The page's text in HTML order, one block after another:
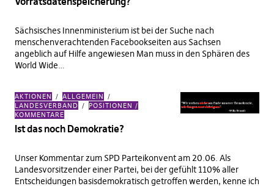
Sächsisches Innenministerium ist bei der Suche nach
menschenverachtenden Facebookseiten aus Sachsen
angeblich auf Hilfe angewiesen Man muss in den Sphären des
World Wide…
AKTIONEN
ALLGEMEIN
LANDESVERBAND
POSITIONEN /
KOMMENTARE
Ist das noch Demokratie?
Unser Kommentar zum SPD Parteikonvent am 20.06. Als
Landesvorsitzender einer Partei, bei der gefühlt 110% aller
Entscheidungen basisdemokratisch getroffen werden, kenne ich